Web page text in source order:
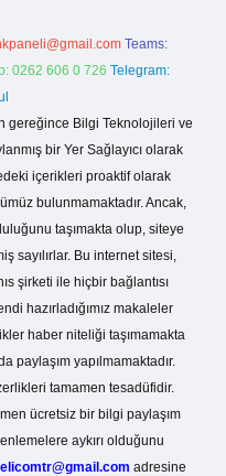
Teams:
0262 606 0 726 Telegram:
gereğince Bilgi Teknolojileri ve
bir Yer Sağlayıcı olarak
içerikleri proaktif olarak
bulunmamaktadır. Ancak,
taşımakta olup, siteye
sayılırlar. Bu internet sitesi,
şirketi ile hiçbir bağlantısı
hazırladığımız makaleler
haber niteliği taşımamakta
paylaşım yapılmamaktadır.
tamamen tesadüfidir.
ücretsiz bir bilgi paylaşım
aykırı olduğunu
adresine